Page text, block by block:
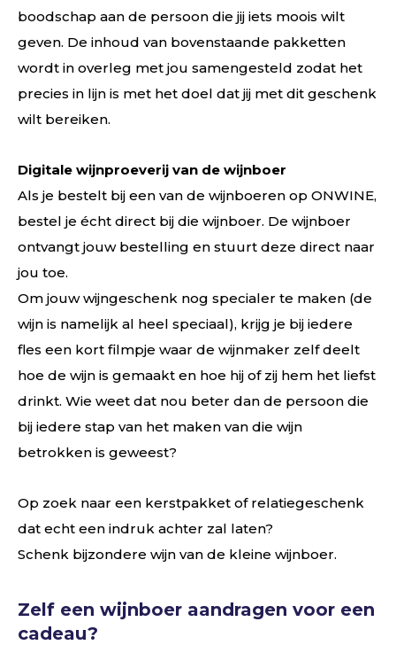
boodschap aan de persoon die jij iets moois wilt
geven. De inhoud van bovenstaande pakketten
wordt in overleg met jou samengesteld zodat het
precies in lijn is met het doel dat jij met dit geschenk
wilt bereiken.
Digitale wijnproeverij van de wijnboer
Als je bestelt bij een van de wijnboeren op ONWINE,
bestel je écht direct bij die wijnboer. De wijnboer
ontvangt jouw bestelling en stuurt deze direct naar
jou toe.
Om jouw wijngeschenk nog specialer te maken (de
wijn is namelijk al heel speciaal), krijg je bij iedere
fles een kort filmpje waar de wijnmaker zelf deelt
hoe de wijn is gemaakt en hoe hij of zij hem het liefst
drinkt. Wie weet dat nou beter dan de persoon die
bij iedere stap van het maken van die wijn
betrokken is geweest?
Op zoek naar een kerstpakket of relatiegeschenk
dat echt een indruk achter zal laten?
Schenk bijzondere wijn van de kleine wijnboer.
Zelf een wijnboer aandragen voor een
cadeau?